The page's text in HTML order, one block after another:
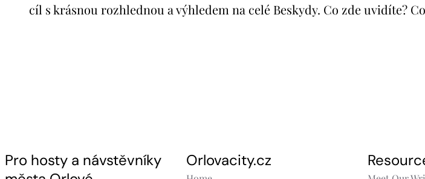
cíl s krásnou rozhlednou a výhledem na celé Beskydy. Co zde uvidíte?
Pro hosty a návstěvníky
Orlovacity.cz